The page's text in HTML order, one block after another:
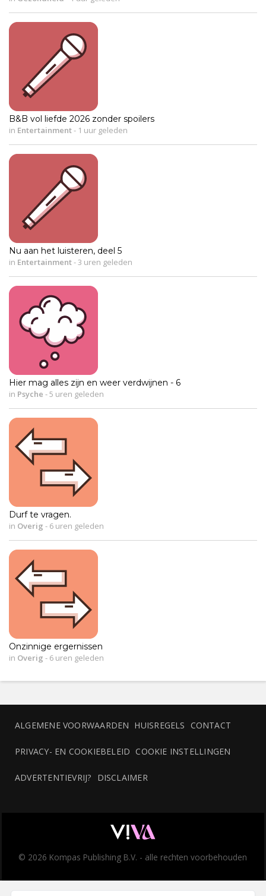
B&B vol liefde 2026 zonder spoilers
in Entertainment- 1 uur geleden
Nu aan het luisteren, deel 5
in Entertainment-3 uren geleden
Hier mag alles zijn en weer verdwijnen - 6
in Psyche -5 uren geleden
Durf te vragen.
in Overig - 6 uren geleden
Onzinnige ergernissen
in Overig - 6 uren geleden
ALGEMENE VOORWAARDEN HUISREGELS CONTACT
PRIVACY- EN COOKIEBELEID COOKIE INSTELLINGEN
ADVERTENTIEVRIJ? DISCLAIMER
© 2026 Kompas Publishing B.V. - alle rechten voorbehouden